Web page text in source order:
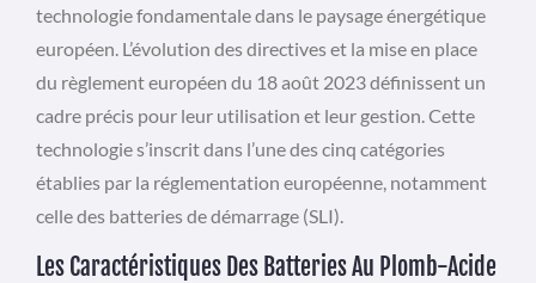
technologie fondamentale dans le paysage énergétique
européen. L’évolution des directives et la mise en place
du règlement européen du 18 août 2023 définissent un
cadre précis pour leur utilisation et leur gestion. Cette
technologie s’inscrit dans l’une des cinq catégories
établies par la réglementation européenne, notamment
celle des batteries de démarrage (SLI).
Les Caractéristiques Des Batteries Au Plomb-Acide